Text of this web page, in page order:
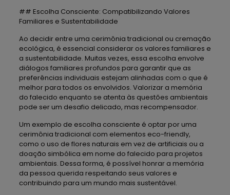
## Escolha Consciente: Compatibilizando Valores
Familiares e Sustentabilidade
Ao decidir entre uma cerimônia tradicional ou cremação
ecológica, é essencial considerar os valores familiares e
a sustentabilidade. Muitas vezes, essa escolha envolve
diálogos familiares profundos para garantir que as
preferências individuais estejam alinhadas com o que é
melhor para todos os envolvidos. Valorizar a memória
do falecido enquanto se atenta às questões ambientais
pode ser um desafio delicado, mas recompensador.
Um exemplo de escolha consciente é optar por uma
cerimônia tradicional com elementos eco-friendly,
como o uso de flores naturais em vez de artificiais ou a
doação simbólica em nome do falecido para projetos
ambientais. Dessa forma, é possível honrar a memória
da pessoa querida respeitando seus valores e
contribuindo para um mundo mais sustentável.